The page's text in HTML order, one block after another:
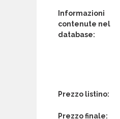
Informazioni
contenute nel
database:
Prezzo listino:
Prezzo finale: